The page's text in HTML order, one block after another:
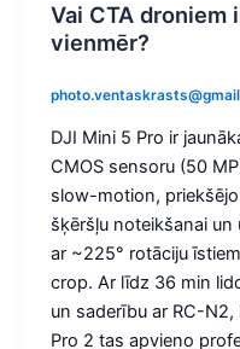
Vai CTA droniem
vienmēr?
DJI Mini 5 Pro ir
CMOS sensoru (50
slow-motion,
šķēršļu noteikšanai
ar ~225° rotāciju
crop. Ar līdz 36 min
un saderību ar RC-N2,
Pro 2 tas apvieno